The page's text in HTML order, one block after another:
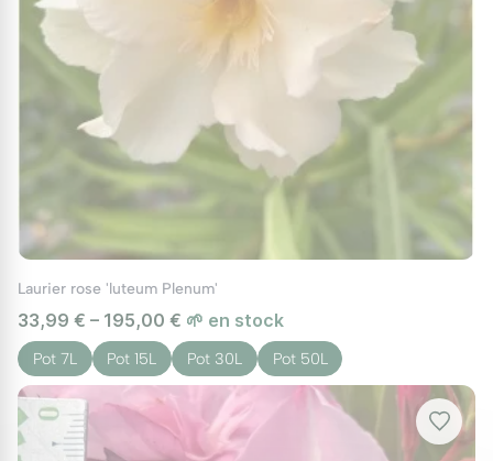
Laurier rose 'luteum Plenum'
33,99 € – 195,00 € 🌱 en stock
Pot 7L Pot 15L Pot 30L Pot 50L